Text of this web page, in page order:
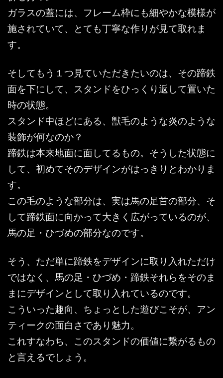
ガラスの蓋には、フレーム枠にも細やかな模様が
施されていて、とても丁寧な作りが見て取れま
す。
そしてもう１つ見ていただきたいのは、その蹄鉄
面を下にして、スタンドをひっくり返して置いた
時の状態。
スタンド中ほどにある、獣毛のような炎のような
装飾が何なのか？
蹄鉄は本来地面に面してるもの。そうした状態に
して、初めてそのデザインがはっきりとわかりま
す。
この毛のような部分は、実は馬の足首の部分、そ
して蹄鉄面に向かって大きく広がっているのが、
馬の足・ひづめの部分なのです。
そう、ただ単に蹄鉄をデザインに取り入れただけ
ではなく、馬の足・ひづめ・蹄鉄それらをそのま
まにデザインとして取り入れているのです。
こういった趣向、ちょっとした遊びこそが、アン
ティークの面白さであり魅力。
これすなわち、このスタンドの価値に繋がるもの
と言えるでしょう。